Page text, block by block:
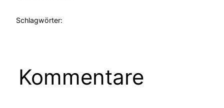
Schlagwörter:
Kommentare